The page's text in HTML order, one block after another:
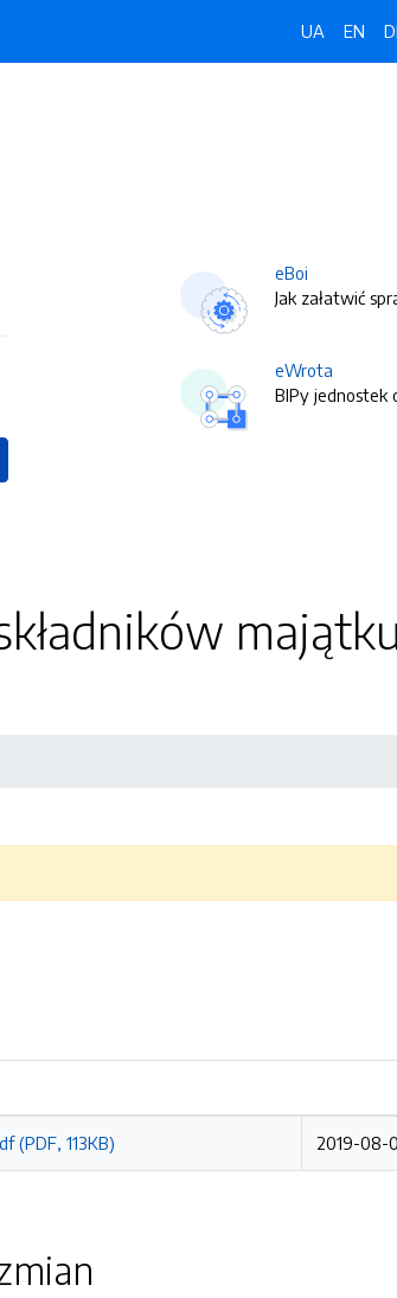
UA EN
eBoi
Jak załatwić
eWrota
BIPy jednostek
(PDF, 113KB) 2019-08-